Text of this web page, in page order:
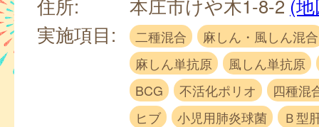
住所:
本庄市けや木1-8-2 (
実施項目:
二種混合
麻しん・風しん混合
麻しん単抗原
風しん単抗原
BCG
不活化ポリオ
四種混
ヒブ
小児用肺炎球菌 Ｂ型